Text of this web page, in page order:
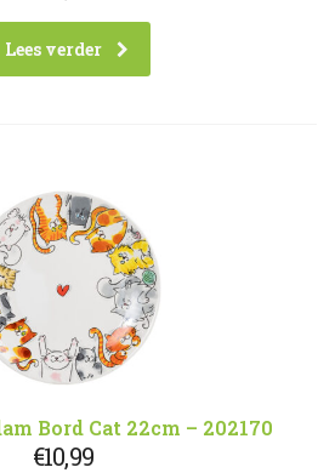
Lees verder
Bord Cat 22cm – 202170
€10,99